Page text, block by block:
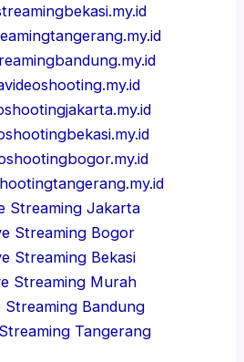
Streaming Jakarta
Streaming Bogor
Streaming Bekasi
Streaming Murah
Streaming Bandung
Tangerang